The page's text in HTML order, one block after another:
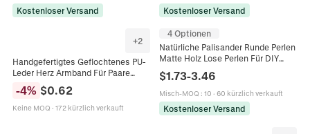
Kostenloser Versand Kostenloser Versand
+2
Handgefertigtes Geflochtenes PU-
Leder Herz Armband Für Paare
Damen Herren Minimalistisches
Verstellbares Seil Armband
Schmuck Geschenk
-4% $0.62
Keine MOQ · 172 kürzlich verkauft
4 Optionen
Natürliche Palisander Runde Perlen
Matte Holz Lose Perlen Für DIY
Buddhistische Armband Halskette
Handwerk Zubehör
$1.73-3.46
Misch-MOQ : 10 · 60 kürzlich verkauft
Kostenloser Versand